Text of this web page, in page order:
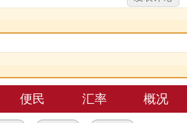
便民 汇率 概况